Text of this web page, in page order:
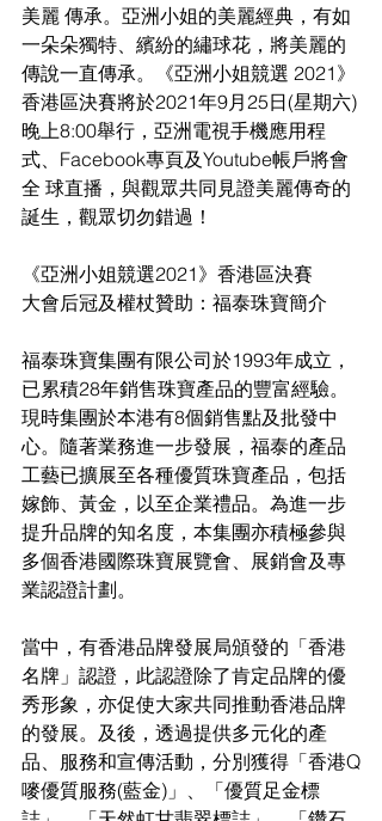
美麗 傳承。亞洲小姐的美麗經典，有如
一朵朵獨特、繽紛的繡球花，將美麗的
傳說一直傳承。《亞洲小姐競選 2021》
香港區決賽將於2021年9月25日(星期六)
晚上8:00舉行，亞洲電視手機應用程
式、Facebook專頁及Youtube帳戶將會
全 球直播，與觀眾共同見證美麗傳奇的
誕生，觀眾切勿錯過！
《亞洲小姐競選2021》香港區決賽
大會后冠及權杖贊助：福泰珠寶簡介
福泰珠寶集團有限公司於1993年成立，
已累積28年銷售珠寶產品的豐富經驗。
現時集團於本港有8個銷售點及批發中
心。隨著業務進一步發展，福泰的產品
工藝已擴展至各種優質珠寶產品，包括
嫁飾、黃金，以至企業禮品。為進一步
提升品牌的知名度，本集團亦積極參與
多個香港國際珠寶展覽會、展銷會及專
業認證計劃。
當中，有香港品牌發展局頒發的「香港
名牌」認證，此認證除了肯定品牌的優
秀形象，亦促使大家共同推動香港品牌
的發展。及後，透過提供多元化的產
品、服務和宣傳活動，分別獲得「香港Q
嘜優質服務(藍金)」、「優質足金標